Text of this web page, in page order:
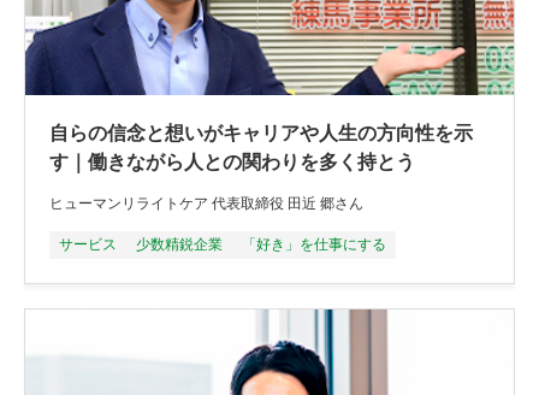
自らの信念と想いがキャリアや人生の方向性を示
す｜働きながら人との関わりを多く持とう
ヒューマンリライトケア 代表取締役 田近 郷さん
サービス 少数精鋭企業 「好き」を仕事にする